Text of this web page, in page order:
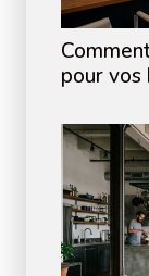
pour vos